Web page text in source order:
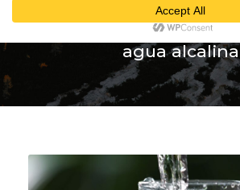
agua alcalina